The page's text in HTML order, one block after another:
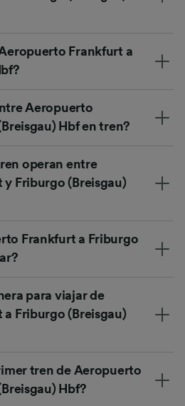
Frankfurt a
Aeropuerto
Hbf en tren?
operan entre
Friburgo (Breisgau)
Frankfurt a Friburgo
para viajar de
Friburgo (Breisgau)
tren de Aeropuerto
Hbf?